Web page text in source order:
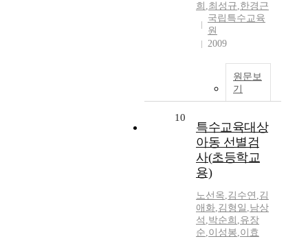
희 ,최성규,한경근
국립특수교육
원
2009
원문보
기
10
특수교육대상
아동 선별검
사(초등학교
용)
노선옥,김수연 ,김
애화,김형일 ,남상
석 ,박순희 ,유장
순,이성봉,이효